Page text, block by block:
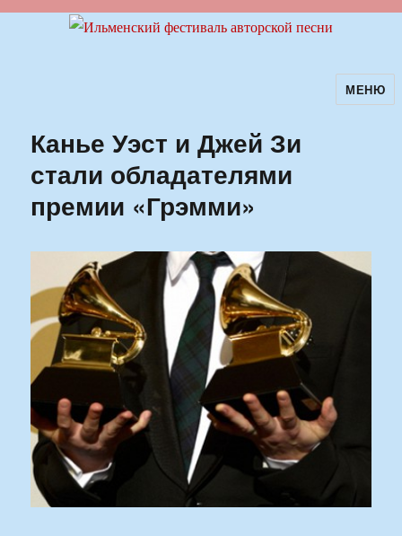
Ильменский фестиваль авторскойМЕНЮ
Канье Уэст и Джей Зи
стали обладателями
премии «Грэмми»